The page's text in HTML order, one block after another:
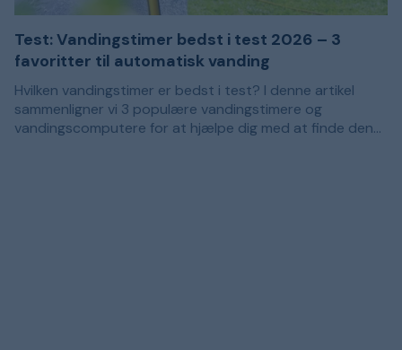
Test: Vandingstimer bedst i test 2026 – 3
favoritter til automatisk vanding
Hvilken vandingstimer er bedst i test? I denne artikel
sammenligner vi 3 populære vandingstimere og
vandingscomputere for at hjælpe dig med at finde den